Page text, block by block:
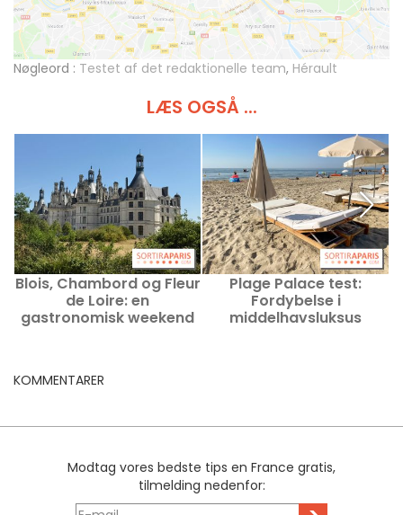
Nøgleord : Testet af det redaktionelle team, Hérault
LÆS OGSÅ ...
Blois, Chambord og Fleur
de Loire: en
gastronomisk weekend
Plage Palace test:
Fordybelse i
middelhavsluksus
KOMMENTARER
Modtag vores bedste tips en France gratis,
tilmelding nedenfor: